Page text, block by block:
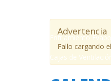
Enfriamiento
Cajas de
Advertencia
Fallo cargando